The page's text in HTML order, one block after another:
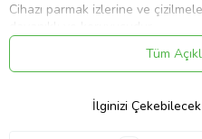
Cihazı parmak izlerine ve
kcm74220023Tüm
İlginizi